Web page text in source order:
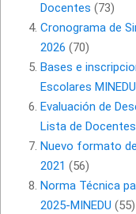
Docentes (73)
Cronograma de
2026 (70)
Bases e
Escolares MINEDU
Evaluación de
Lista de Docentes
Nuevo formato
2021 (56)
Norma Técnica
2025-MINEDU (55)